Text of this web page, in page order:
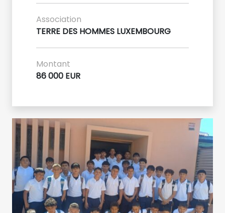
Association
TERRE DES HOMMES LUXEMBOURG
Montant
86 000 EUR